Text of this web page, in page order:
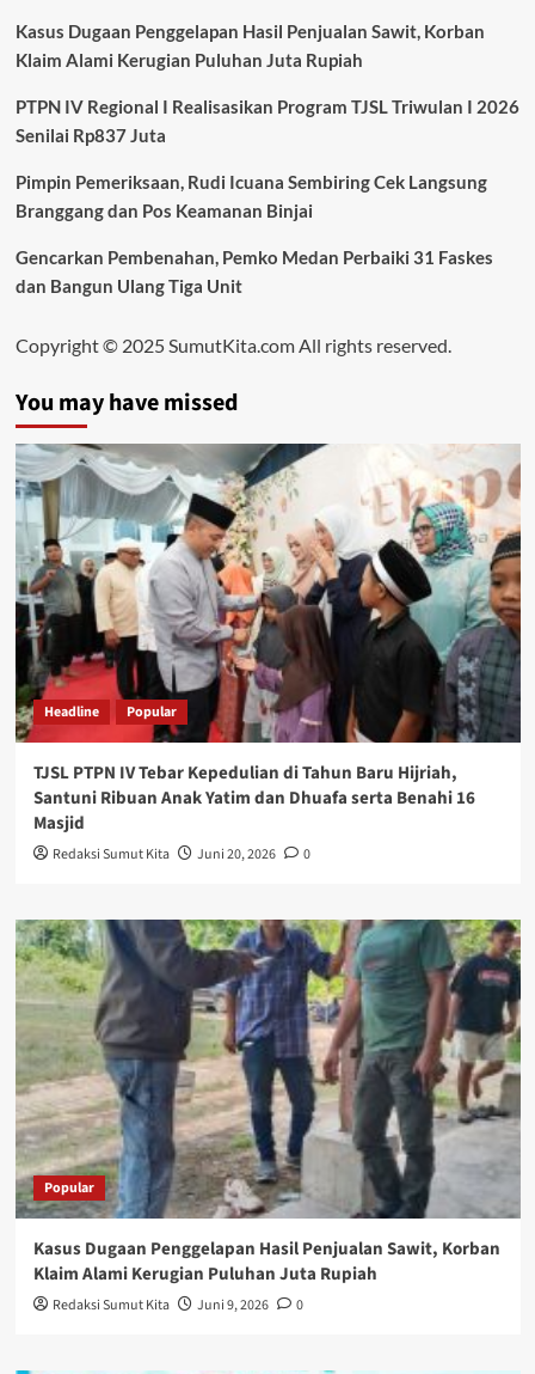
Kasus Dugaan Penggelapan Hasil Penjualan Sawit, Korban
Klaim Alami Kerugian Puluhan Juta Rupiah
PTPN IV Regional I Realisasikan Program TJSL Triwulan I 2026
Senilai Rp837 Juta
Pimpin Pemeriksaan, Rudi Icuana Sembiring Cek Langsung
Branggang dan Pos Keamanan Binjai
Gencarkan Pembenahan, Pemko Medan Perbaiki 31 Faskes
dan Bangun Ulang Tiga Unit
Copyright © 2025 SumutKita.com All rights reserved.
You may have missed
Headline Popular
TJSL PTPN IV Tebar Kepedulian di Tahun Baru Hijriah,
Santuni Ribuan Anak Yatim dan Dhuafa serta Benahi 16
Masjid
Redaksi Sumut Kita Juni 20, 2026 0
Popular
Kasus Dugaan Penggelapan Hasil Penjualan Sawit, Korban
Klaim Alami Kerugian Puluhan Juta Rupiah
Redaksi Sumut Kita Juni 9, 2026 0